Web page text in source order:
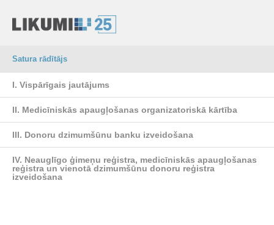
Satura rādītājs
I. Vispārīgais jautājums
II. Medicīniskās apaugļošanas organizatoriskā kārtība
III. Donoru dzimumšūnu banku izveidošana
IV. Neauglīgo ģimeņu reģistra, medicīniskās apaugļošanas
reģistra un vienotā dzimumšūnu donoru reģistra
izveidošana